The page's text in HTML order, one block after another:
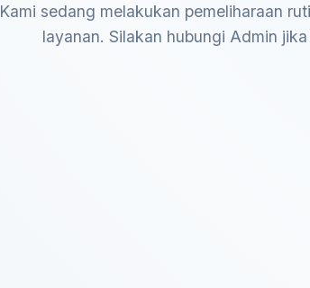
Kami sedang melakukan pemeliharaan
layanan. Silakan hubungi Admin